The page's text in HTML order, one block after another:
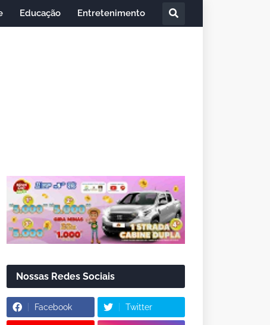
Educação Entretenimento
Nossas Redes Sociais
Facebook Twitter